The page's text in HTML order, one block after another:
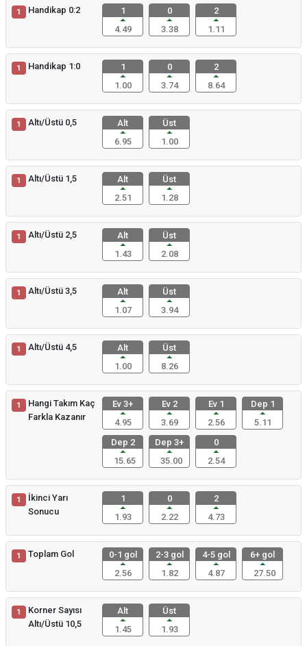
1 Handikap 0:2
1
4.49
0
3.38
2
1.11
1 Handikap 1:0
1
1.00
0
3.74
2
8.64
1 Altı/Üstü 0,5
Alt
6.95
Üst
1.00
1 Altı/Üstü 1,5
Alt
2.51
Üst
1.28
1 Altı/Üstü 2,5
Alt
1.43
Üst
2.08
1 Altı/Üstü 3,5
Alt
1.07
Üst
3.94
1 Altı/Üstü 4,5
Alt
1.00
Üst
8.26
1
Hangi Takım Kaç
Farkla Kazanır
Ev 3+
4.95
Ev 2
3.69
Ev 1
2.56
Dep 1
5.11
Dep 2
15.65
Dep 3+
35.00
0
2.54
1
İkinci Yarı
Sonucu
1
1.93
0
2.22
2
4.73
1 Toplam Gol
0-1 gol
2.56
2-3 gol
1.82
4-5 gol
4.87
6+ gol
27.50
1
Korner Sayısı
Altı/Üstü 10,5
Alt
1.45
Üst
1.93